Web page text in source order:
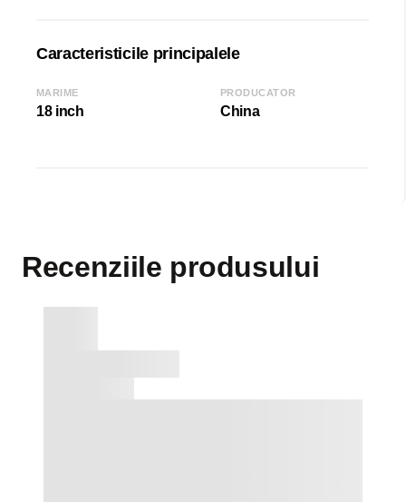
Caracteristicile principalele
MARIME
18 inch
PRODUCATOR
China
Recenziile produsului